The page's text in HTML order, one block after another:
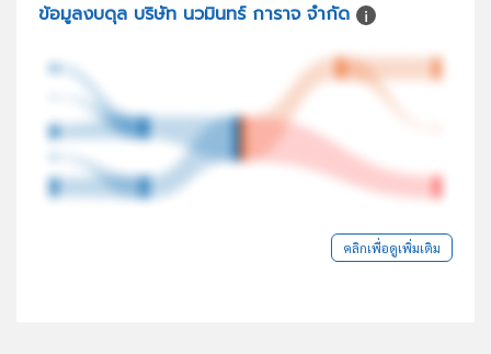
ข้อมูลงบดุล บริษัท นวมินทร์ การาจ จำกัด
คลิกเพื่อดูเพิ่มเติม